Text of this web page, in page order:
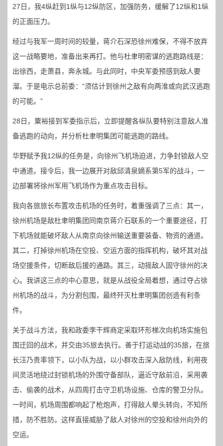
27日，我4纵赶到1纵与12纵防区，加强防务，缓解了12纵和1纵
的正面压力。
经过与我军一周时间的较量，蒋介石深恐徐州难保，不得不放弃
这一战略要地，准备出来再打。他与杜聿明密谋的逃跑路线是：
出徐西，走萧县，奔永城。与此同时，中央军委预感到敌人要
溜。于是电示总前委：“须估计到徐州之敌有向两淮或向武汉逃跑
的可能。”
28日，粟裕接到军委指示后，立即提醒各纵队要特别注意敌人准
备逃跑的动向，并分析杜聿明集团可能逃跑的路线。
华野赋予我12纵的任务是，向徐州飞机场迫进，力争封锁敌人空
中通道。接令后，我一边展开对敌邱清泉嫡系第5军的战斗，一
边部署将徐州军用飞机场作为重点攻击目标。
我向各旅旅长布置攻击机场的任务时，着重强调了三点：其一，
徐州机场是敌杜聿明集团同南京蒋介石联系的一个重要途径，打
下机场就能破坏敌人从南京向徐州输送重要装备、物资的通道。
其二，打掉徐州机场在空投、空运方面的指挥机构，破坏其对战
场空援条件，切断敌后援的通路。其三，动摇敌人固守徐州的决
心。我讲这三点的中心意思，就是从战役全局着想，通过夺占徐
州机场的战斗，为分割包围，最终歼灭杜聿明集团创造有利条
件。
关于战斗方法，我和政委李干辉商定采取环形梯次向机场实施包
围迂回的战术，并交由35旅去执行。善于打运动战的35旅，在旅
长汪乃贵率领下，以小队为战，以小群攻击深入敌防线，利用夜
间灵活地绕过封锁机场的外围守备部队，逼近守敌前沿，采用袭
击、偷袭的战术，从四周打击守卫机场设施、仓库的警卫分队。
一时间，机场周围都响起了枪炮声，打得敌人晕头转向，不知所
措，防不胜防。这样直接威胁了敌人对徐州的空投和徐州向外的
空运。